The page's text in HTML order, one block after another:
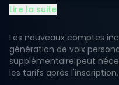
soit pour un récit
manière convaincante.
Avec sa capacité à
authenticité, la voix
Lire la suite
Les nouveaux comptes
génération de voix
supplémentaire peut
les tarifs après l'inscription.